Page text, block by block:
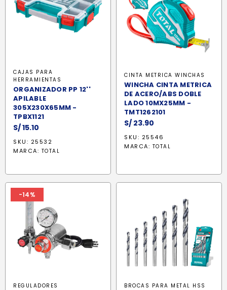
CAJAS PARA
HERRAMIENTAS
ORGANIZADOR PP 12''
APILABLE
305X230X65MM -
TPBX1121
S/15.10
SKU: 25532
MARCA: TOTAL
CINTA METRICA WINCHAS
WINCHA CINTA METRICA
DE ACERO/ABS DOBLE
LADO 10MX25MM -
TMT1262101
S/ 23.90
SKU: 25546
MARCA: TOTAL
-14%
REGULADORES BROCAS PARA METAL HSS